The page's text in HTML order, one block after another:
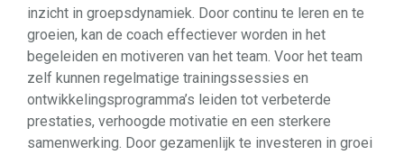
inzicht in groepsdynamiek. Door continu te leren en te
groeien, kan de coach effectiever worden in het
begeleiden en motiveren van het team. Voor het team
zelf kunnen regelmatige trainingssessies en
ontwikkelingsprogramma’s leiden tot verbeterde
prestaties, verhoogde motivatie en een sterkere
samenwerking. Door gezamenlijk te investeren in groei